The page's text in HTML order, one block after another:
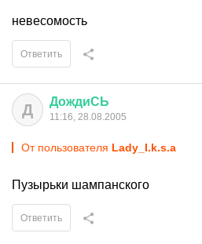
невесомость
Ответить
Д ДождиСЬ
11:16, 28.08.2005
От пользователя Lady_I.k.s.a
Пузырьки шампанского
Ответить